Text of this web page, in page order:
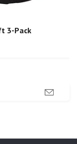
3-Pack